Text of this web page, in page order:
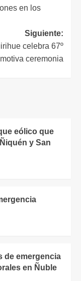
en los
Siguiente:
celebra 67º
ceremonia
eólico que
y San
de emergencia
en Ñuble